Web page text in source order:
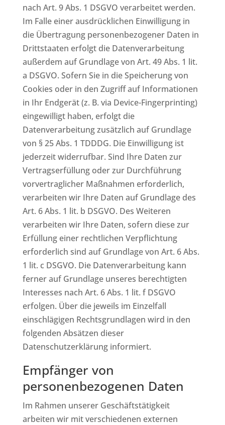
nach Art. 9 Abs. 1 DSGVO verarbeitet werden.
Im Falle einer ausdrücklichen Einwilligung in
die Übertragung personenbezogener Daten in
Drittstaaten erfolgt die Datenverarbeitung
außerdem auf Grundlage von Art. 49 Abs. 1 lit.
a DSGVO. Sofern Sie in die Speicherung von
Cookies oder in den Zugriff auf Informationen
in Ihr Endgerät (z. B. via Device-Fingerprinting)
eingewilligt haben, erfolgt die
Datenverarbeitung zusätzlich auf Grundlage
von § 25 Abs. 1 TDDDG. Die Einwilligung ist
jederzeit widerrufbar. Sind Ihre Daten zur
Vertragserfüllung oder zur Durchführung
vorvertraglicher Maßnahmen erforderlich,
verarbeiten wir Ihre Daten auf Grundlage des
Art. 6 Abs. 1 lit. b DSGVO. Des Weiteren
verarbeiten wir Ihre Daten, sofern diese zur
Erfüllung einer rechtlichen Verpflichtung
erforderlich sind auf Grundlage von Art. 6 Abs.
1 lit. c DSGVO. Die Datenverarbeitung kann
ferner auf Grundlage unseres berechtigten
Interesses nach Art. 6 Abs. 1 lit. f DSGVO
erfolgen. Über die jeweils im Einzelfall
einschlägigen Rechtsgrundlagen wird in den
folgenden Absätzen dieser
Datenschutzerklärung informiert.
Empfänger von
personenbezogenen Daten
Im Rahmen unserer Geschäftstätigkeit
arbeiten wir mit verschiedenen externen